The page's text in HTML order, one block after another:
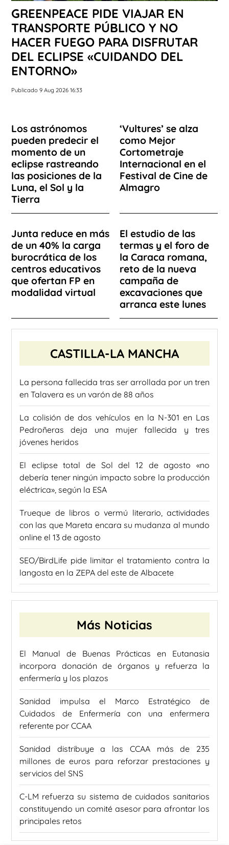
GREENPEACE PIDE VIAJAR EN
TRANSPORTE PÚBLICO Y NO
HACER FUEGO PARA DISFRUTAR
DEL ECLIPSE «CUIDANDO DEL
ENTORNO»
Publicado 9 Aug 2026 16:33
Los astrónomos
pueden predecir el
momento de un
eclipse rastreando
las posiciones de la
Luna, el Sol y la
Tierra
‘Vultures’ se alza
como Mejor
Cortometraje
Internacional en el
Festival de Cine de
Almagro
Junta reduce en más
de un 40% la carga
burocrática de los
centros educativos
que ofertan FP en
modalidad virtual
El estudio de las
termas y el foro de
la Caraca romana,
reto de la nueva
campaña de
excavaciones que
arranca este lunes
CASTILLA-LA MANCHA
La persona fallecida tras ser arrollada por un tren
en Talavera es un varón de 88 años
La colisión de dos vehículos en la N-301 en Las
Pedroñeras deja una mujer fallecida y tres
jóvenes heridos
El eclipse total de Sol del 12 de agosto «no
debería tener ningún impacto sobre la producción
eléctrica», según la ESA
Trueque de libros o vermú literario, actividades
con las que Mareta encara su mudanza al mundo
online el 13 de agosto
SEO/BirdLife pide limitar el tratamiento contra la
langosta en la ZEPA del este de Albacete
Más Noticias
El Manual de Buenas Prácticas en Eutanasia
incorpora donación de órganos y refuerza la
enfermería y los plazos
Sanidad impulsa el Marco Estratégico de
Cuidados de Enfermería con una enfermera
referente por CCAA
Sanidad distribuye a las CCAA más de 235
millones de euros para reforzar prestaciones y
servicios del SNS
C-LM refuerza su sistema de cuidados sanitarios
constituyendo un comité asesor para afrontar los
principales retos